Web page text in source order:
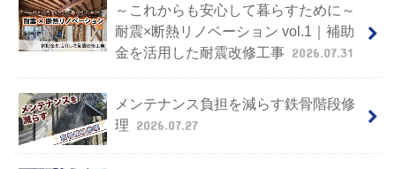
～これからも安心して暮らすために～
耐震×断熱リノベーション vol.1｜補助
金を活用した耐震改修工事 2026.07.31
メンテナンス負担を減らす鉄骨階段修
理 2026.07.27